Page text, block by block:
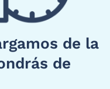
de la
de